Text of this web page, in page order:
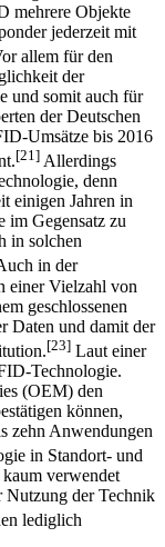
Lokalisierung und
und ohne
Objekte
jederzeit mit
allem für den
der
und somit auch für
der Deutschen
Umsätze bis 2016
[21]Allerdings
denn
Jahren in
Gegensatz zu
in solchen
in der
einer Vielzahl von
geschlossenen
Daten und damit der
[23]Laut einer
Technologie.
(OEM) den
können,
zehn Anwendungen
in Standort- und
verwendet
der Technik